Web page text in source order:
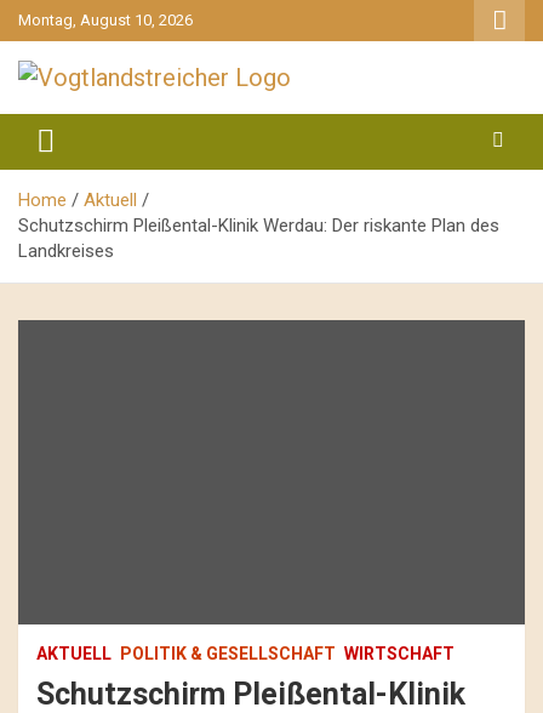
gehe
zum
Inhalt
Montag, August 10, 2026
Vogtlandstreicher
Home
Aktuell
Schutzschirm Pleißental-Klinik Werdau: Der riskante Plan des
Landkreises
AKTUELL POLITIK & GESELLSCHAFT WIRTSCHAFT
Schutzschirm Pleißental-Klinik